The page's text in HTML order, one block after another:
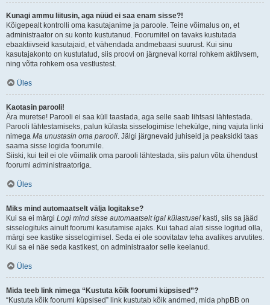
Kunagi ammu liitusin, aga nüüd ei saa enam sisse?!
Kõigepealt kontrolli oma kasutajanime ja paroole. Teine võimalus on, et
administraator on su konto kustutanud. Foorumitel on tavaks kustutada
ebaaktiivseid kasutajaid, et vähendada andmebaasi suurust. Kui sinu
kasutajakonto on kustutatud, siis proovi on järgneval korral rohkem aktiivsem,
ning võtta rohkem osa vestlustest.
Üles
Kaotasin parooli!
Ära muretse! Parooli ei saa küll taastada, aga selle saab lihtsasi lähtestada.
Parooli lähtestamiseks, palun külasta sisselogimise lehekülge, ning vajuta linki
nimega Ma unustasin oma parooli. Jälgi järgnevaid juhiseid ja peaksidki taas
saama sisse logida foorumile.
Siiski, kui teil ei ole võimalik oma parooli lähtestada, siis palun võta ühendust
foorumi administraatoriga.
Üles
Miks mind automaatselt välja logitakse?
Kui sa ei märgi Logi mind sisse automaatselt igal külastusel kasti, siis sa jääd
sisselogituks ainult foorumi kasutamise ajaks. Kui tahad alati sisse logitud olla,
märgi see kastike sisselogimisel. Seda ei ole soovitatav teha avalikes arvutites.
Kui sa ei näe seda kastikest, on administraator selle keelanud.
Üles
Mida teeb link nimega “Kustuta kõik foorumi küpsised”?
“Kustuta kõik foorumi küpsised” link kustutab kõik andmed, mida phpBB on